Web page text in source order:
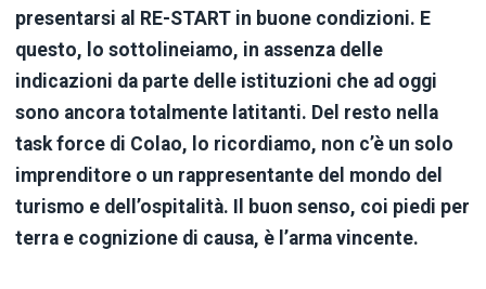
presentarsi al RE-START in buone condizioni. E
questo, lo sottolineiamo, in assenza delle
indicazioni da parte delle istituzioni che ad oggi
sono ancora totalmente latitanti. Del resto nella
task force di Colao, lo ricordiamo, non c’è un solo
imprenditore o un rappresentante del mondo del
turismo e dell’ospitalità. Il buon senso, coi piedi per
terra e cognizione di causa, è l’arma vincente.